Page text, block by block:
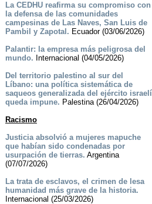
La CEDHU reafirma su compromiso con
la defensa de las comunidades
campesinas de Las Naves, San Luis de
Pambil y Zapotal. Ecuador (03/06/2026)
Palantir: la empresa más peligrosa del
mundo. Internacional (04/05/2026)
Del territorio palestino al sur del
Líbano: una política sistemática de
saqueos generalizada del ejército israelí
queda impune. Palestina (26/04/2026)
Racismo
Justicia absolvió a mujeres mapuche
que habían sido condenadas por
usurpación de tierras. Argentina
(07/07/2026)
La trata de esclavos, el crimen de lesa
humanidad más grave de la historia.
Internacional (25/03/2026)